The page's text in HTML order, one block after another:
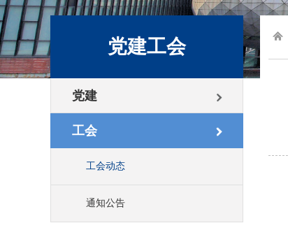
党建工会
党建
工会
工会动态
通知公告